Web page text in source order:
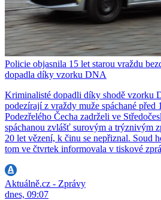
Policie objasnila 15 let starou vraždu
dopadla díky vzorku DNA
Kriminalisté dopadli díky shodě vzorku
podezírají z vraždy muže spáchané před
Podezřelého Čecha zadrželi ve
spáchanou zvlášť surovým a trýznivým
20 let vězení, k činu se nepřiznal. Soud
tom ve čtvrtek informovala v tiskové
Aktuálně.cz - Zprávy
dnes, 09:07